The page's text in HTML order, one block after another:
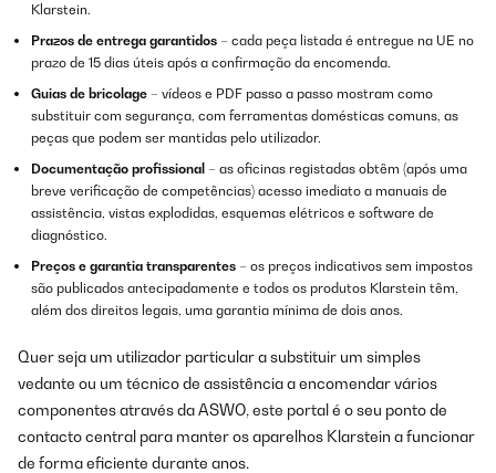
Klarstein.
Prazos de entrega garantidos – cada peça listada é entregue na UE no
prazo de 15 dias úteis após a confirmação da encomenda.
Guias de bricolage – vídeos e PDF passo a passo mostram como
substituir com segurança, com ferramentas domésticas comuns, as
peças que podem ser mantidas pelo utilizador.
Documentação profissional – as oficinas registadas obtêm (após uma
breve verificação de competências) acesso imediato a manuais de
assistência, vistas explodidas, esquemas elétricos e software de
diagnóstico.
Preços e garantia transparentes – os preços indicativos sem impostos
são publicados antecipadamente e todos os produtos Klarstein têm,
além dos direitos legais, uma garantia mínima de dois anos.
Quer seja um utilizador particular a substituir um simples
vedante ou um técnico de assistência a encomendar vários
componentes através da ASWO, este portal é o seu ponto de
contacto central para manter os aparelhos Klarstein a funcionar
de forma eficiente durante anos.